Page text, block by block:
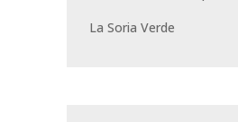
La Soria Verde